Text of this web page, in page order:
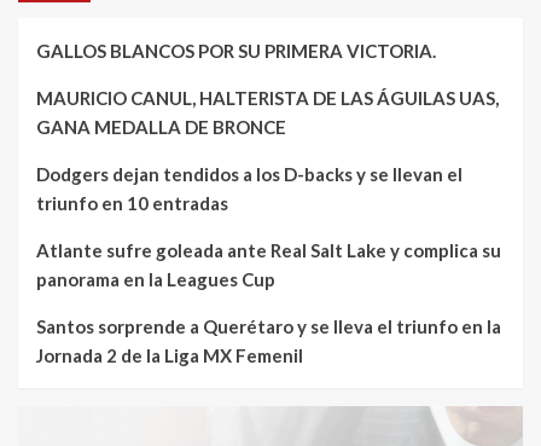
GALLOS BLANCOS POR SU PRIMERA VICTORIA.
MAURICIO CANUL, HALTERISTA DE LAS ÁGUILAS UAS,
GANA MEDALLA DE BRONCE
Dodgers dejan tendidos a los D-backs y se llevan el
triunfo en 10 entradas
Atlante sufre goleada ante Real Salt Lake y complica su
panorama en la Leagues Cup
Santos sorprende a Querétaro y se lleva el triunfo en la
Jornada 2 de la Liga MX Femenil